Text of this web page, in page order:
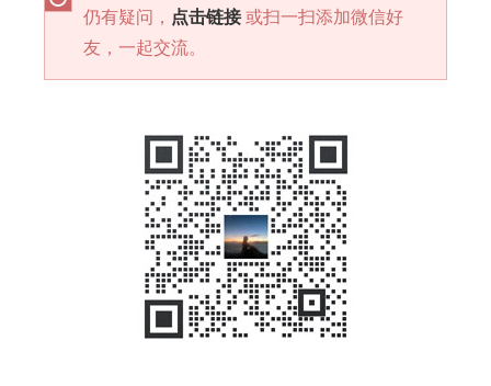
仍有疑问， 点击链接或扫一扫添加微信好
友，一起交流。